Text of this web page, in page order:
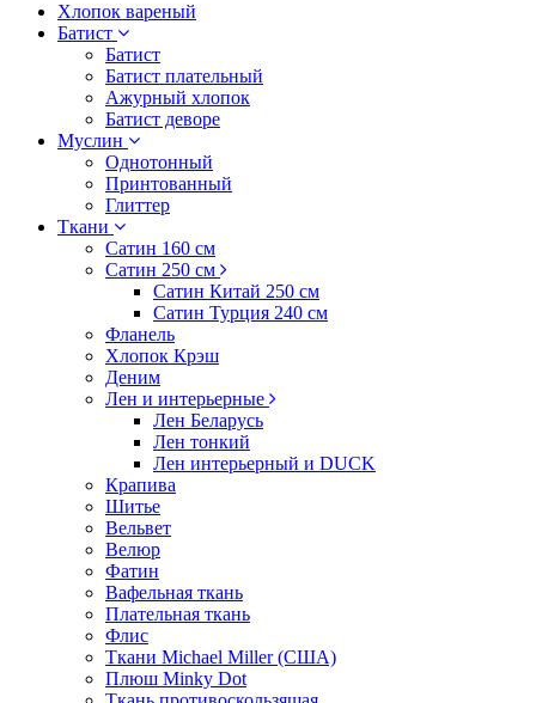
Хлопок вареный
Батист
Батист
Батист плательный
Ажурный хлопок
Батист деворе
Муслин
Однотонный
Принтованный
Глиттер
Ткани
Сатин 160 см
Сатин 250 см
Сатин Китай 250 см
Сатин Турция 240 см
Фланель
Хлопок Крэш
Деним
Лен и интерьерные
Лен Беларусь
Лен тонкий
Лен интерьерный и DUCK
Крапива
Шитье
Вельвет
Велюр
Фатин
Вафельная ткань
Плательная ткань
Флис
Ткани Michael Miller (США)
Плюш Minky Dot